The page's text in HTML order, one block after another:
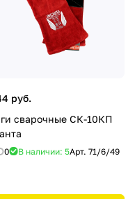
руб.
сварочные СК-10КП
0 В наличии: 5Арт. 71/6/49